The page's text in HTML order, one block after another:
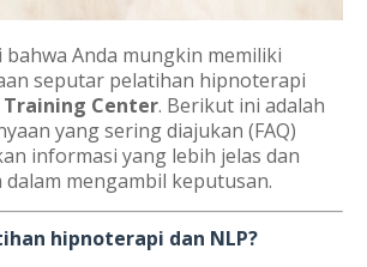
bahwa Anda mungkin memiliki
seputar pelatihan hipnoterapi
Training Center. Berikut ini adalah
yang sering diajukan (FAQ)
informasi yang lebih jelas dan
dalam mengambil keputusan.
hipnoterapi dan NLP?